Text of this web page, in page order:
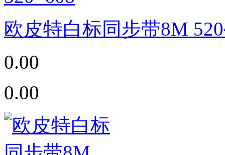
欧皮特白标同步带8M
0.00
0.00